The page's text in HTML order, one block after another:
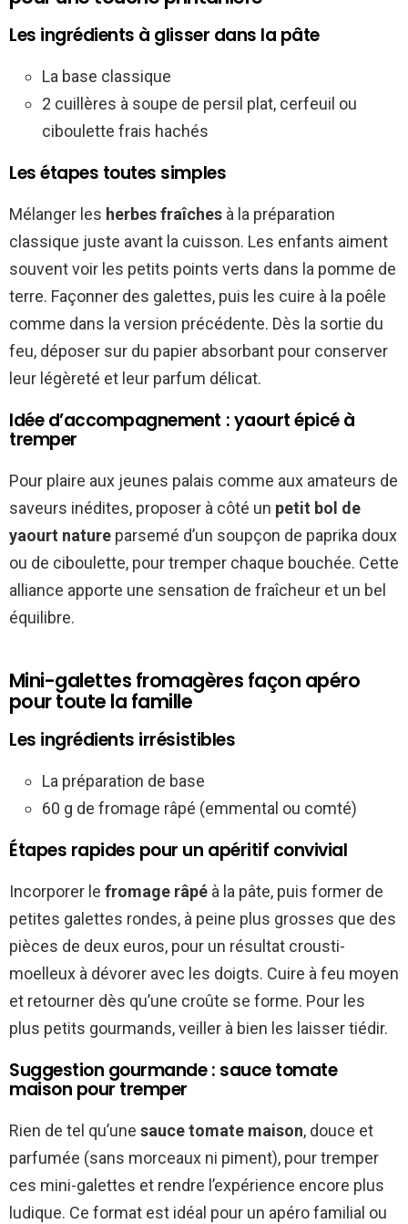
Les ingrédients à glisser dans la pâte
La base classique
2 cuillères à soupe de persil plat, cerfeuil ou
ciboulette frais hachés
Les étapes toutes simples
Mélanger les herbes fraîches à la préparation
classique juste avant la cuisson. Les enfants aiment
souvent voir les petits points verts dans la pomme de
terre. Façonner des galettes, puis les cuire à la poêle
comme dans la version précédente. Dès la sortie du
feu, déposer sur du papier absorbant pour conserver
leur légèreté et leur parfum délicat.
Idée d’accompagnement : yaourt épicé à
tremper
Pour plaire aux jeunes palais comme aux amateurs de
saveurs inédites, proposer à côté un petit bol de
yaourt nature parsemé d’un soupçon de paprika doux
ou de ciboulette, pour tremper chaque bouchée. Cette
alliance apporte une sensation de fraîcheur et un bel
équilibre.
Mini-galettes fromagères façon apéro
pour toute la famille
Les ingrédients irrésistibles
La préparation de base
60 g de fromage râpé (emmental ou comté)
Étapes rapides pour un apéritif convivial
Incorporer le fromage râpé à la pâte, puis former de
petites galettes rondes, à peine plus grosses que des
pièces de deux euros, pour un résultat crousti-
moelleux à dévorer avec les doigts. Cuire à feu moyen
et retourner dès qu’une croûte se forme. Pour les
plus petits gourmands, veiller à bien les laisser tiédir.
Suggestion gourmande : sauce tomate
maison pour tremper
Rien de tel qu’une sauce tomate maison, douce et
parfumée (sans morceaux ni piment), pour tremper
ces mini-galettes et rendre l’expérience encore plus
ludique. Ce format est idéal pour un apéro familial ou